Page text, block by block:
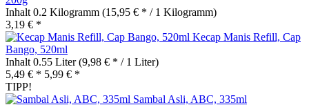
Inhalt 0.2 Kilogramm (15,95 € * / 1 Kilogramm)
3,19 € *
Kecap Manis Refill, Cap
Bango, 520ml
Inhalt 0.55 Liter(9,98 € * / 1 Liter)
5,49 € * 5,99 € *
TIPP!
Sambal Asli, ABC, 335ml